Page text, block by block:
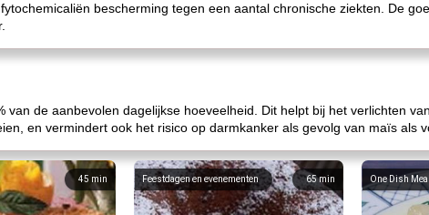
bescherming tegen een aantal chronische ziekten. De
de aanbevolen dagelijkse hoeveelheid. Dit helpt bij het verlichten van
en vermindert ook het risico op darmkanker als gevolg van maïs als
45 min 65min
Feestdagen en evenementen One Dish Meal